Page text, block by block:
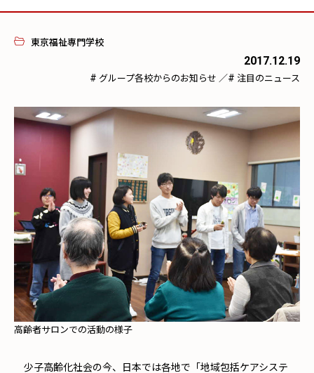
東京福祉専門学校
2017.12.19
# グループ各校からのお知らせ ／# 注目のニュース
高齢者サロンでの活動の様子
少子高齢化社会の今、日本では各地で「地域包括ケアシステ